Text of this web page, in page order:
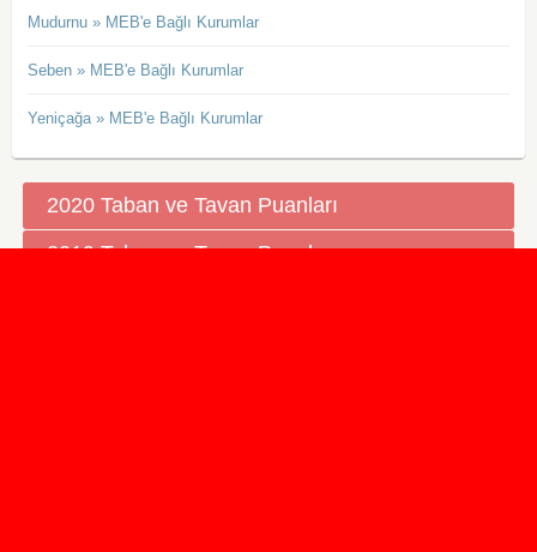
Mudurnu » MEB'e Bağlı Kurumlar
Seben » MEB'e Bağlı Kurumlar
Yeniçağa » MEB'e Bağlı Kurumlar
2020 Taban ve Tavan Puanları
2019 Taban ve Tavan Puanları